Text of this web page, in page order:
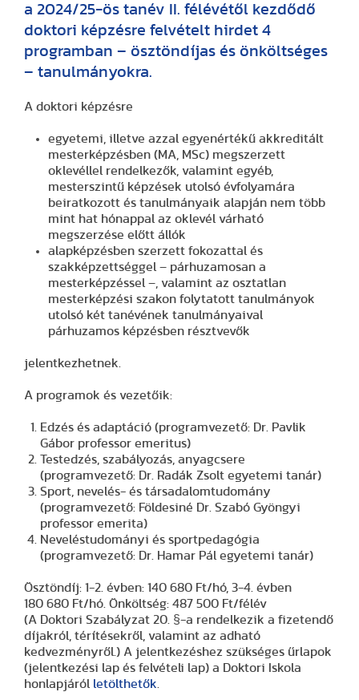
a 2024/25-ös tanév II. félévétől kezdődő
doktori képzésre felvételt hirdet 4
programban – ösztöndíjas és önköltséges
– tanulmányokra.
A doktori képzésre
egyetemi, illetve azzal egyenértékű akkreditált
mesterképzésben (MA, MSc) megszerzett
oklevéllel rendelkezők, valamint egyéb,
mesterszintű képzések utolsó évfolyamára
beiratkozott és tanulmányaik alapján nem több
mint hat hónappal az oklevél várható
megszerzése előtt állók
alapképzésben szerzett fokozattal és
szakképzettséggel – párhuzamosan a
mesterképzéssel –, valamint az osztatlan
mesterképzési szakon folytatott tanulmányok
utolsó két tanévének tanulmányaival
párhuzamos képzésben résztvevők
jelentkezhetnek.
A programok és vezetőik:
Edzés és adaptáció (programvezető: Dr. Pavlik
Gábor professor emeritus)
Testedzés, szabályozás, anyagcsere
(programvezető: Dr. Radák Zsolt egyetemi tanár)
Sport, nevelés- és társadalomtudomány
(programvezető: Földesiné Dr. Szabó Gyöngyi
professor emerita)
Neveléstudományi és sportpedagógia
(programvezető: Dr. Hamar Pál egyetemi tanár)
Ösztöndíj: 1-2. évben: 140 680 Ft/hó, 3-4. évben
180 680 Ft/hó. Önköltség: 487 500 Ft/félév
(A Doktori Szabályzat 20. §-a rendelkezik a fizetendő
díjakról, térítésekről, valamint az adható
kedvezményről.) A jelentkezéshez szükséges űrlapok
(jelentkezési lap és felvételi lap) a Doktori Iskola
honlapjáról letölthetők